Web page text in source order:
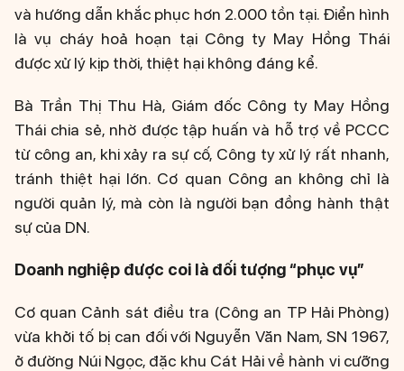
và hướng dẫn khắc phục hơn 2.000 tồn tại. Điển hình
là vụ cháy hoả hoạn tại Công ty May Hồng Thái
được xử lý kịp thời, thiệt hại không đáng kể.
Bà Trần Thị Thu Hà, Giám đốc Công ty May Hồng
Thái chia sẻ, nhờ được tập huấn và hỗ trợ về PCCC
từ công an, khi xảy ra sự cố, Công ty xử lý rất nhanh,
tránh thiệt hại lớn. Cơ quan Công an không chỉ là
người quản lý, mà còn là người bạn đồng hành thật
sự của DN.
Doanh nghiệp được coi là đối tượng “phục vụ”
Cơ quan Cảnh sát điều tra (Công an TP Hải Phòng)
vừa khởi tố bị can đối với Nguyễn Văn Nam, SN 1967,
ở đường Núi Ngọc, đặc khu Cát Hải về hành vi cưỡng